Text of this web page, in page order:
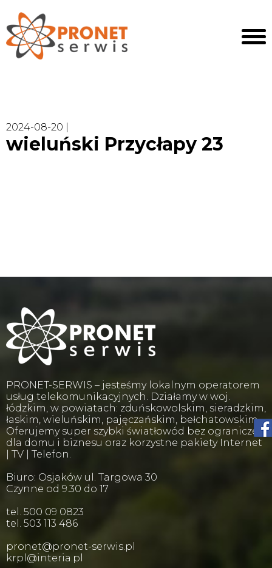
2024-08-20 |
wieluński Przycłapy 23
PRONET-SERWIS – jesteśmy lokalnym operatorem
usług telekomunikacyjnych. Działamy w woj.
łódzkim, w powiatach: zduńskowolskim, sieradzkim,
łaskim, wieluńskim, pajęczańskim, bełchatowskim.
Oferujemy super szybki światłowód bez ograniczeń
dla domu i biznesu oraz korzystne pakiety Internet
| TV | Telefon.
Biuro: Osjaków ul. Targowa 30
Czynne od 9.30 do 17
tel. 500 09 0823
tel. 503 113 486
pronet@pronet-serwis.pl
krpl@interia.pl